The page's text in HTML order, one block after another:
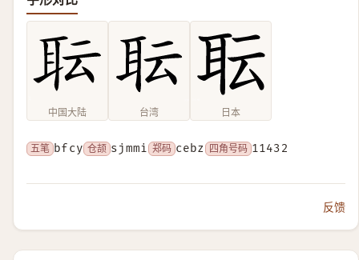
中国大陆 台湾 日本
五笔 bfcy 仓颉 sjmmi 郑码 cebz 四角号码 11432
反馈